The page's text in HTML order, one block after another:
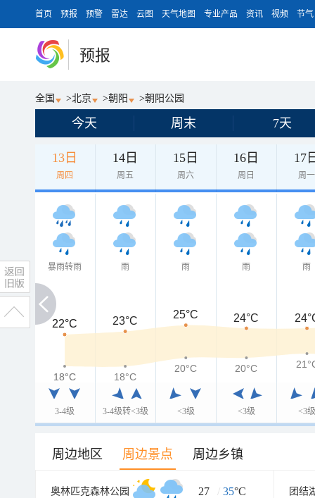
首页 预报 预警 雷达 云图 天气地图 专业产品 资讯 视频 节气
预报
全国 >北京 >朝阳 >朝阳公园
今天 周末 7天
13日
周四
14日
周五
15日
周六
16日
周日
17
周一
暴雨转雨
3-4级
雨
3-4级转<3级
雨
<3级
雨
<3级
雨
<3级
22°C
22°C 23°C
25°C 24°C
18°C
18°C 18°C
20°C 20°C
周边地区 周边景点 周边乡镇
奥林匹克森林公园 27 / 35°C 团结